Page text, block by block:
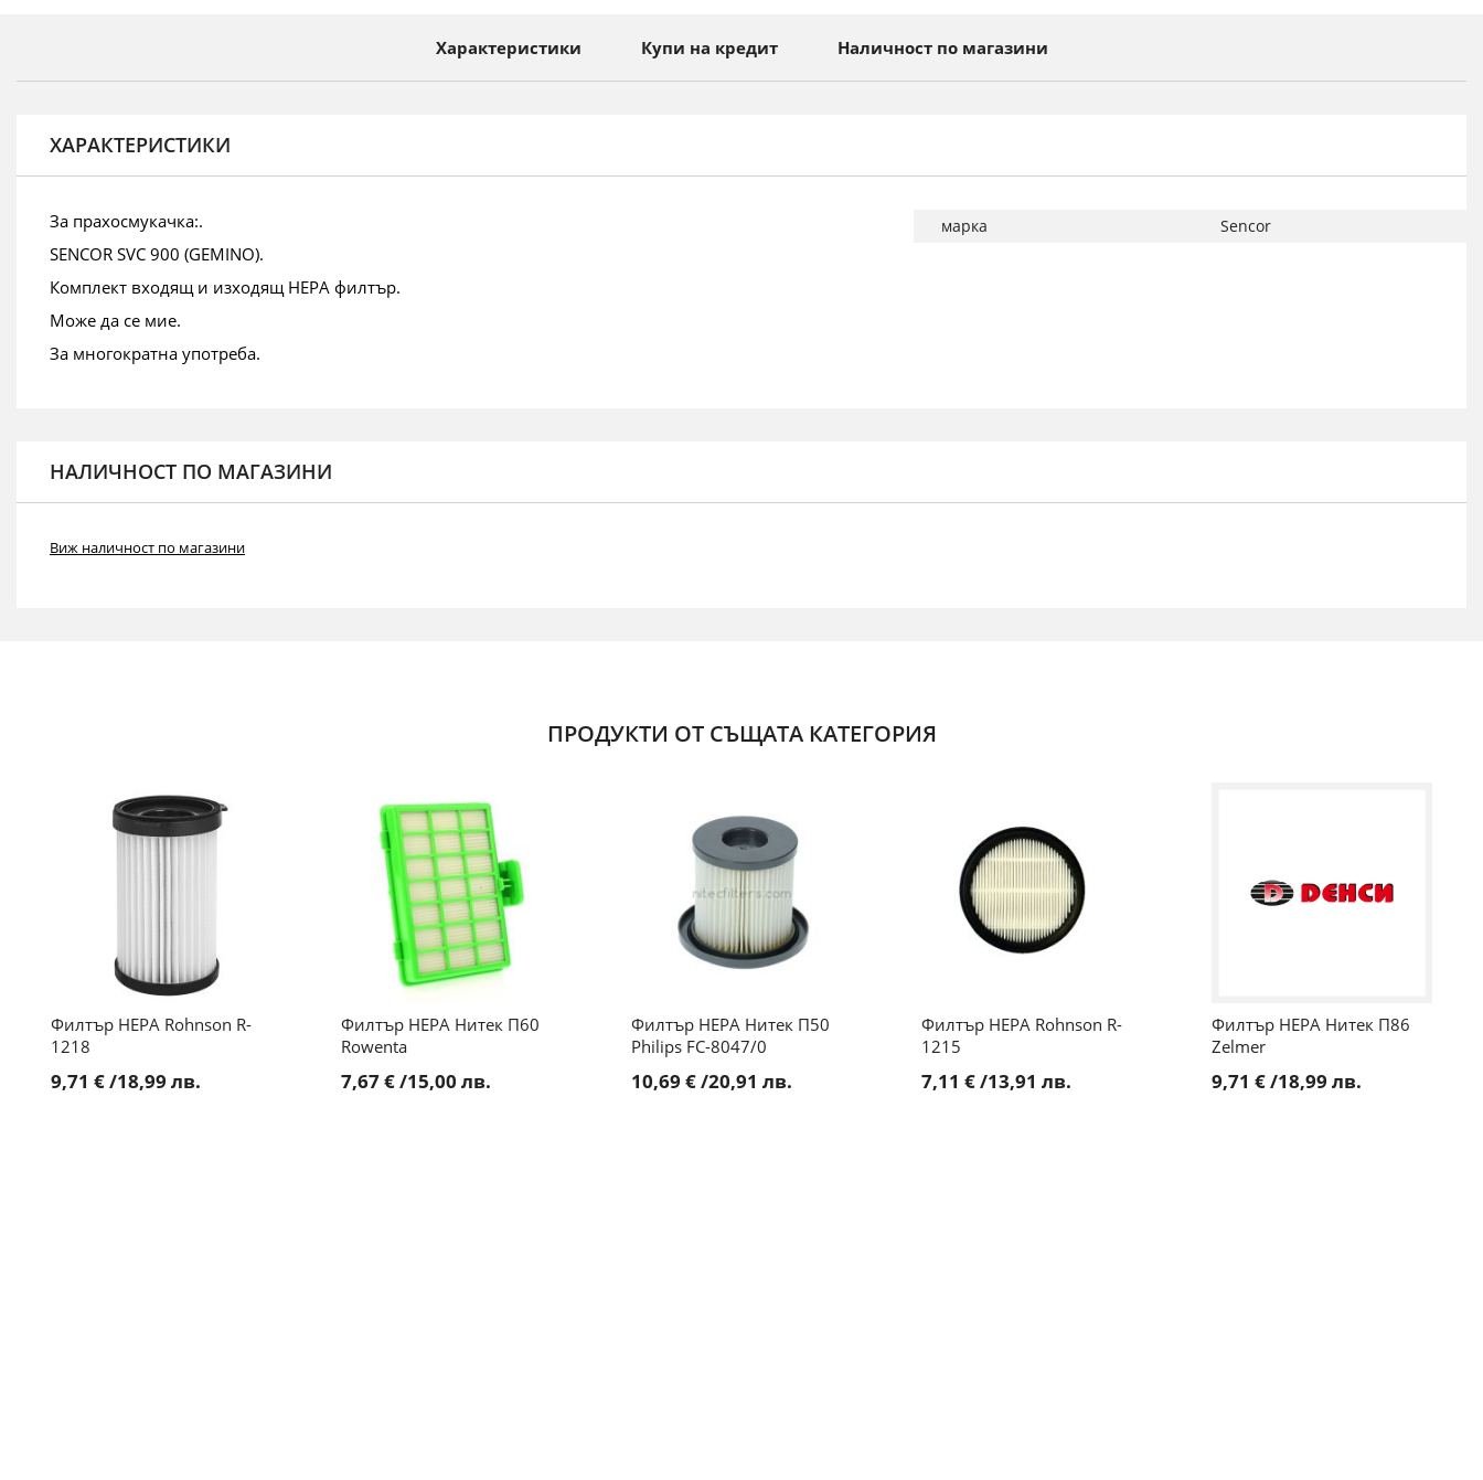
снимки
Характеристики Купи на кредит Наличност по магазини
ХАРАКТЕРИСТИКИ
За прахосмукачка:.
SENCOR SVC 900 (GEMINO).
Комплект входящ и изходящ HEPA филтър.
Може да се мие.
За многократна употреба.
Повече
информация
марка Sencor
НАЛИЧНОСТ ПО МАГАЗИНИ
Виж наличност по магазини
ПРОДУКТИ ОТ СЪЩАТА КАТЕГОРИЯ
Филтър HEPA Rohnson R-
1218
9,71 €/18,99 лв.
Филтър HEPA Нитек П60
Rowenta
7,67 €/15,00 лв.
Филтър HEPA Нитек П50
Philips FC-8047/0
10,69 €/20,91 лв.
Филтър HEPA Rohnson R-
1215
7,11 €/13,91 лв.
Филтър HEPA Нитек П86
Zelmer
9,71 €/18,99 лв.